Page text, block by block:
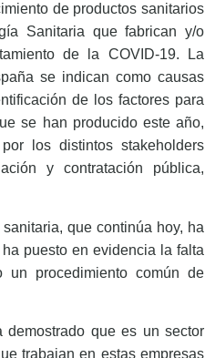
de productos sanitarios
Sanitaria que fabrican y/o
de la COVID-19. La
se indican como causas
de los factores para
se han producido este año,
los distintos stakeholders
y contratación pública,
que continúa hoy, ha
puesto en evidencia la falta
un procedimiento común de
demostrado que es un sector
trabajan en estas empresas